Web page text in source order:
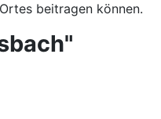
beitragen können.